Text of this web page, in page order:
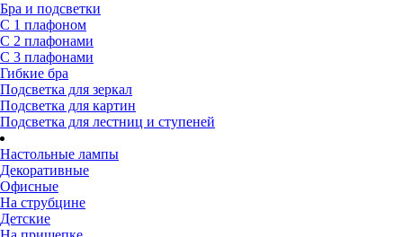
Бра и подсветки
С 1 плафоном
С 2 плафонами
С 3 плафонами
Гибкие бра
Подсветка для зеркал
Подсветка для картин
Подсветка для лестниц и ступеней
Настольные лампы
Декоративные
Офисные
На струбцине
Детские